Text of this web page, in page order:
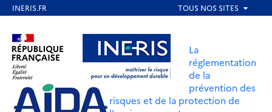
contenu
principal
Aller au contenu Aller au menu
Aller au pied de page
La
réglementation
de la
prévention des
risques et de la protection de